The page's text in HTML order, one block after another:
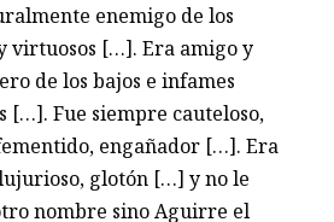
enemigo de los
virtuosos […]. Era amigo y
de los bajos e infames
[…]. Fue siempre cauteloso,
engañador […]. Era
glotón […] y no le
nombre sino Aguirre el